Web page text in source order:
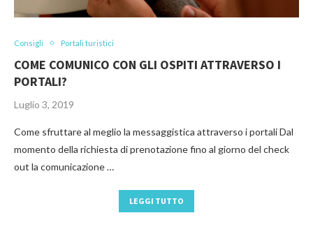
Consigli Portali turistici
COME COMUNICO CON GLI OSPITI ATTRAVERSO I
PORTALI?
Luglio 3, 2019
Come sfruttare al meglio la messaggistica attraverso i portali Dal
momento della richiesta di prenotazione fino al giorno del check
out la comunicazione …
LEGGI TUTTO